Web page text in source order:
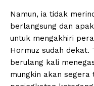
Namun, ia tidak
berlangsung dan
untuk mengakhiri
Hormuz sudah dekat.
berulang kali
mungkin akan